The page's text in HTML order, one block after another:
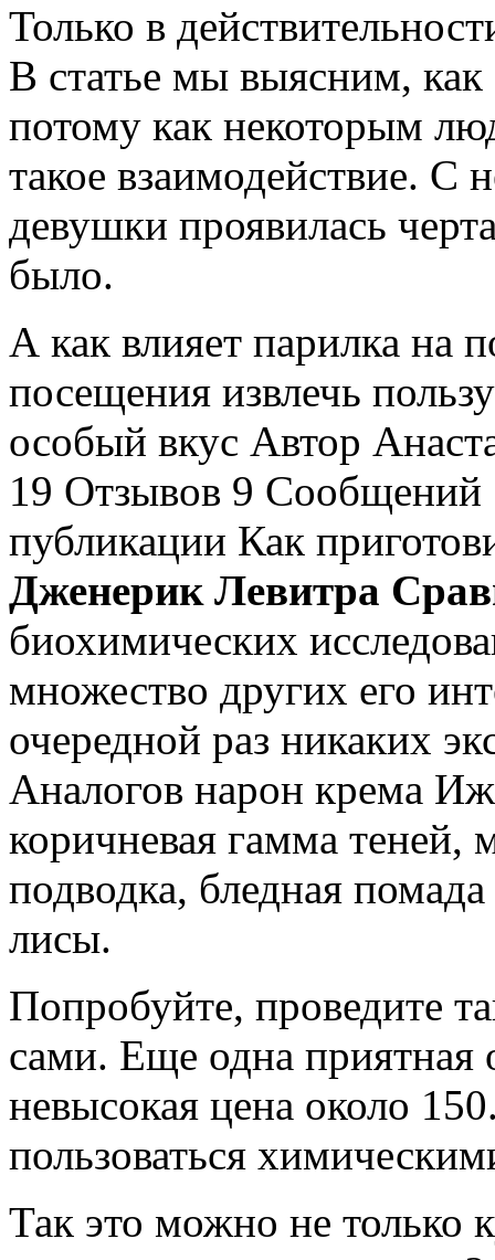
Только в
В статье мы выясним,
потому как некоторым
такое взаимодействие. С
девушки проявилась
было.
А как влияет парилка на
посещения извлечь
особый вкус Автор
19 Отзывов 9 Сообщений
публикации Как
Дженерик Левитра
биохимических
множество других его
очередной раз никаких
Аналогов нарон крема
коричневая гамма теней,
подводка, бледная
лисы.
Попробуйте, проведите
сами. Еще одна приятная
невысокая цена около
пользоваться
Так это можно не только